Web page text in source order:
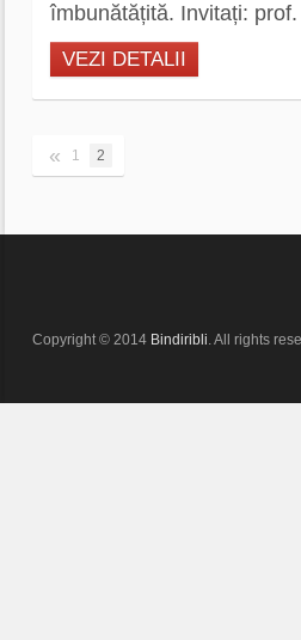
îmbunătățită. Invitați:
VEZI DETALII
« 1 2
Copyright © 2014 Bindiribli. All rights